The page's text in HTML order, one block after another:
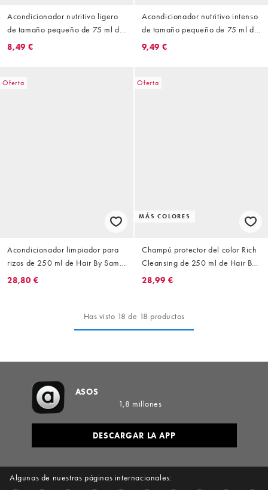
Acondicionador nutritivo ligero
de tamaño pequeño de 75 ml de
Hair By Sam McKnight
8,49 €
Acondicionador nutritivo intenso
de tamaño pequeño de 75 ml de
Hair By Sam McKnight
9,49 €
Oferta
Acondicionador limpiador para
rizos de 250 ml de Hair By Sam
McKnight
28,80 €
Oferta
MÁS COLORES
Champú protector del color Rich
Cleansing de 250 ml de Hair By
Sam McKnight
28,99 €
Has visto 18 de 18 productos
Algunas de nuestras páginas internacionales:
ASOS
1,8 millones
DESCARGAR LA APP